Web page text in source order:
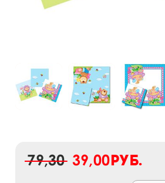
79,30 39,00руб.